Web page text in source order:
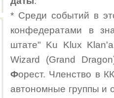
* Среди событий в
конфедератами в
штате" Ku Klux
Wizard (Grand
Форест. Членство в
автономные группы и